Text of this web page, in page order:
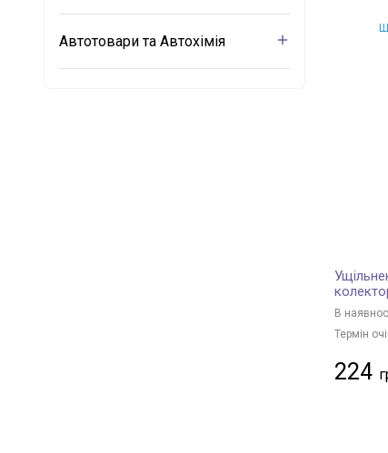
Автотовари та Автохімія
В
Термін
224